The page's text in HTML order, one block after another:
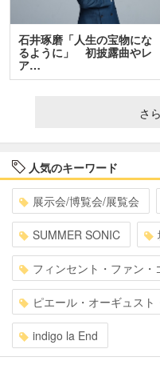
石井琢磨「人生の宝物にな
るように」 初披露曲やレ
ア…
さ
人気のキーワード
展示会/博覧会/展覧会
SUMMER SONIC
フィンセント・ファン・
ピエール・オーギュスト
indigo la End